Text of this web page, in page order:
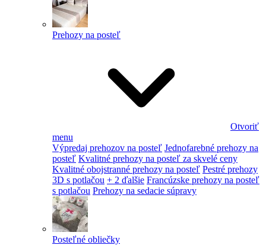
Prehozy na posteľ
Otvoriť
menu
Výpredaj prehozov na posteľ Jednofarebné prehozy na
posteľ Kvalitné prehozy na posteľ za skvelé ceny
Kvalitné obojstranné prehozy na posteľ Pestré prehozy
3D s potlačou + 2 ďalšie Francúzske prehozy na posteľ
s potlačou Prehozy na sedacie súpravy
Posteľné obliečky